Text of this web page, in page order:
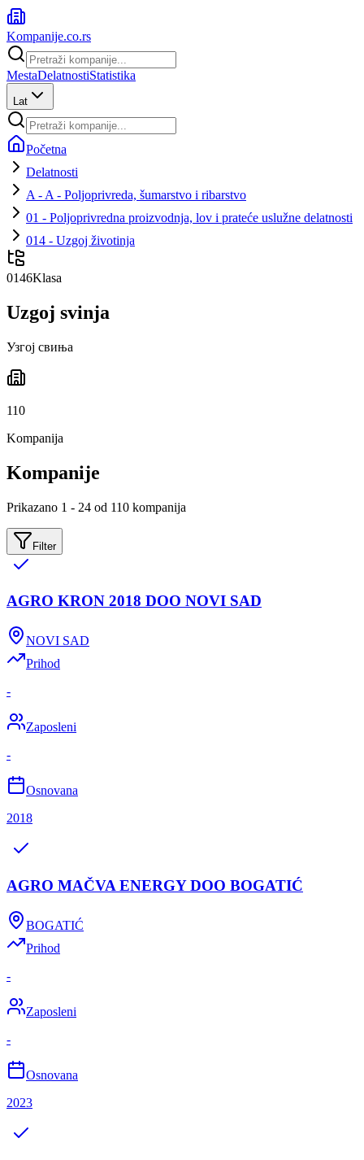
Kompanije.co.rs
MestaDelatnostiStatistika
Lat
Početna
Delatnosti
A - A - Poljoprivreda, šumarstvo i ribarstvo
01 - Poljoprivredna proizvodnja, lov i prateće uslužne delatnosti
014 - Uzgoj životinja
0146Klasa
Uzgoj svinja
Узгој свиња
110
Kompanija
Kompanije
Prikazano 1 - 24 od 110 kompanija
Filter
AGRO KRON 2018 DOO NOVI SAD
NOVI SAD
Prihod
-
Zaposleni
-
Osnovana
2018
AGRO MAČVA ENERGY DOO BOGATIĆ
BOGATIĆ
Prihod
-
Zaposleni
-
Osnovana
2023